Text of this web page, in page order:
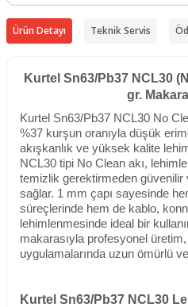
Ürün Detayı Teknik Servis
Kurtel Sn63/Pb37 NCL30
gr.
Kurtel Sn63/Pb37 NCL30 No
%37 kurşun oranıyla düşük
akışkanlık ve yüksek kalite
NCL30 tipi No Clean akı,
temizlik gerektirmeden güvenilir
sağlar. 1 mm çapı sayesinde
süreçlerinde hem de kablo,
lehimlenmesinde ideal bir
makarasıyla profesyonel
uygulamalarında uzun ömürlü
Kurtel Sn63/Pb37 NCL30